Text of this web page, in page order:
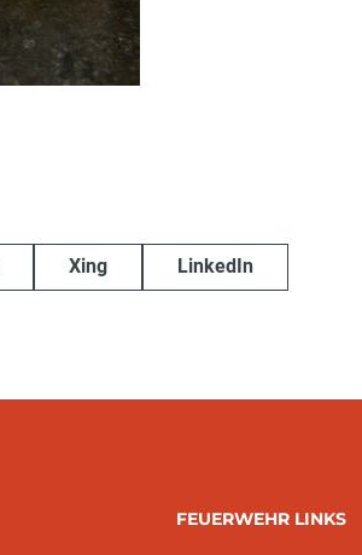
Xing LinkedIn
FEUERWEHR LINKS